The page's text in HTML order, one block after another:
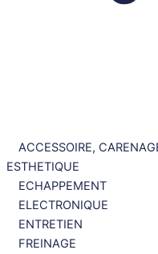
ACCESSOIRE,
ESTHETIQUE
ECHAPPEMENT
ELECTRONIQUE
ENTRETIEN
FREINAGE